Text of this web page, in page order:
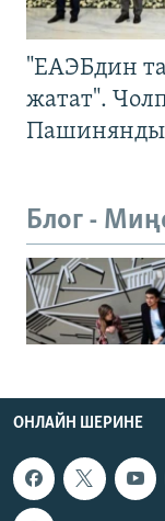
"ЕАЭБдин
жатат".
Блог -
ОНЛАЙН ШЕРИНЕ